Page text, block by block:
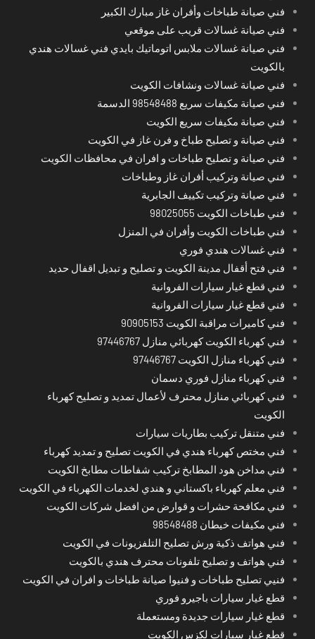
فني صيانة طباخات وأفران غاز مبارك الكبير
فني صيانة غسالات قريب على موقعي
فني صيانة غسالات ملابس اتوماتيك بايدي فني غسالات هندي
بالكويت
فني صيانة غسالات ونشافات الكويت
فني صيانة مكيفات سريع 98548488 الدسمة
فني صيانة مكيفات سريع الكويت
فني صيانة و تصليح طباخ و فرن غاز في الكويت
فني صيانة و تصليح طباخات و افران في محافظات الكويت
فني صيانة وتركيب أفران غاز وطباخات
فني صيانة وتركيب تكييف الجابرية
فني طباخات الكويت 98025055
فني طباخات الكويت وأفران في المنزل
فني غسالات هندي فوري
فني فتح أقفال مدينة الكويت و تصليح و تبديل اقفال حديد
فني قطع غيار سيارات الفروانية
فني قطع غيار سيارات الفروانية
فني كاميرات مراقبة الكويت 90905153
فني كهرباء الكويت كهربائي منازل 97446767
فني كهرباء منازل الكويت 97446767
فني كهرباء منازل فوري دسمان
فني كهربائي منازل محترف لأعمال تمديد و تصليح كهرباء
الكويت
فني متنقل تركيب بطاريات سيارات
فني مختص كهرباء هندي في الكويت تصليح و تمديد كهرباء
فني مداخن هود المطابخ تركيب شفاطات مطابخ الكويت
فني معلم كهرباء باكستاني و هندي لخدمات الكهرباء في الكويت
فني مكافحة حشرات و قوارض من افضل شركات الكويت
فني مكيفات خيطان 98548488
فني هواتف ذكية ورش تصليح التلفزيونات في الكويت
فني هواتف و تصليح تلفونات محترف هندي بالكويت
فنيي تصليح طباخات و فنيوا صيانة طباخات و افران في الكويت
قطع غيار سيارات باجيرو فوري
قطع غيار سيارات جديدة ومستعملة
قطع غيار سيارات لكزس الكويت